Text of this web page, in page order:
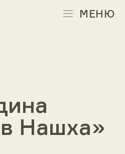
МЕНЮ
Нашха»